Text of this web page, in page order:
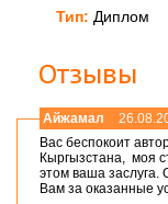
Тип: Диплом
Отзывы
Айжамал
Вас беспокоит
Кыргызстана, моя
этом ваша заслуга.
Вам за оказанные